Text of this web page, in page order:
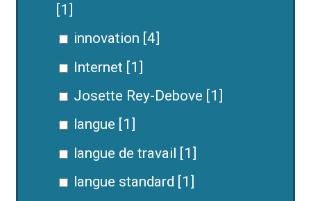
[1]
innovation [4]
Internet [1]
Josette Rey-Debove [1]
langue [1]
langue de travail [1]
langue standard [1]